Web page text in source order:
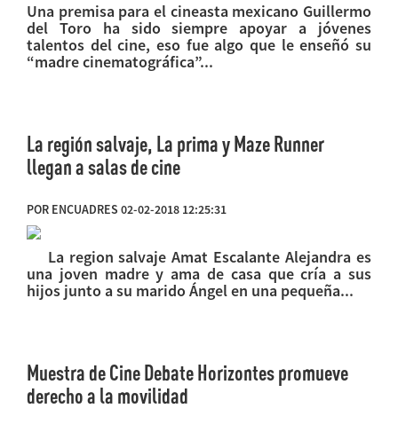
Una premisa para el cineasta mexicano Guillermo
del Toro ha sido siempre apoyar a jóvenes
talentos del cine, eso fue algo que le enseñó su
“madre cinematográfica”...
La región salvaje, La prima y Maze Runner
llegan a salas de cine
POR ENCUADRES 02-02-2018 12:25:31
La region salvaje Amat Escalante Alejandra es
una joven madre y ama de casa que cría a sus
hijos junto a su marido Ángel en una pequeña...
Muestra de Cine Debate Horizontes promueve
derecho a la movilidad